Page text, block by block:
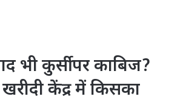
भी कुर्सी पर काबिज?
केंद्र में किसका